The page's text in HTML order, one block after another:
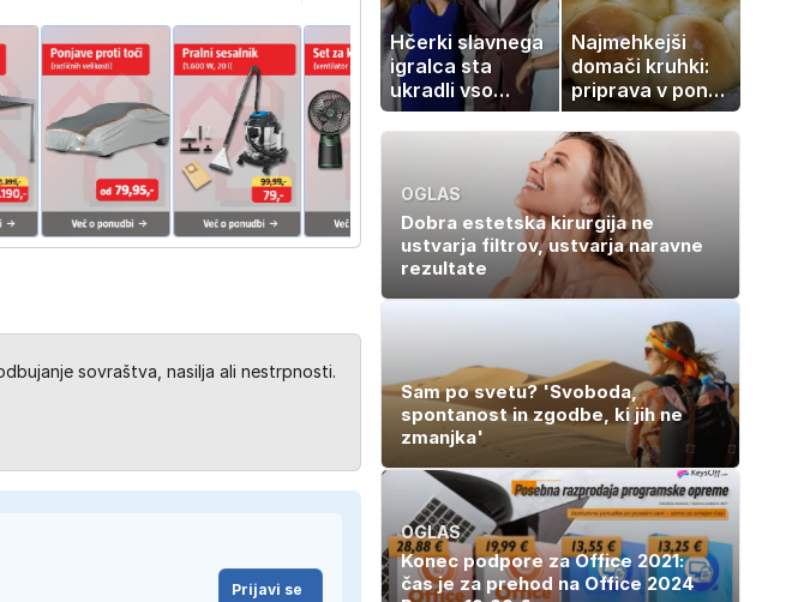
sovraštva, nasilja ali nestrpnosti.
Prijavi se
Hčerki slavnega
igralca sta
ukradli vso
pozornost
Najmehkejši
domači kruhki:
priprava v ponvi
je trik za popoln
rezultat
OGLAS
Dobra estetska kirurgija ne
ustvarja filtrov, ustvarja naravne
rezultate
Sam po svetu? 'Svoboda,
spontanost in zgodbe, ki jih ne
zmanjka'
OGLAS
Konec podpore za Office 2021:
čas je za prehod na Office 2024